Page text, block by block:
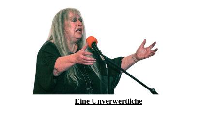
Eine Unverwertliche